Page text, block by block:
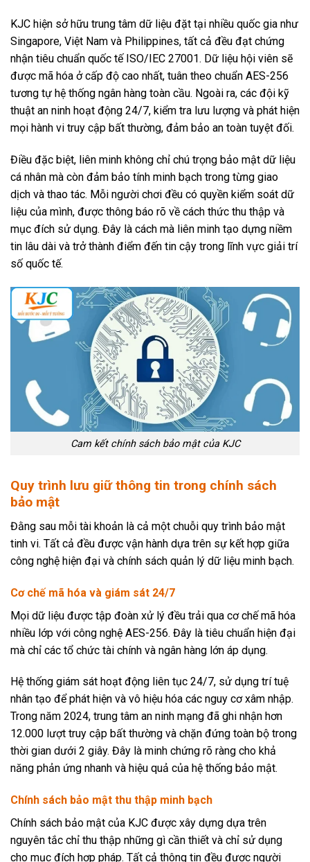
KJC hiện sở hữu trung tâm dữ liệu đặt tại nhiều quốc gia như
Singapore, Việt Nam và Philippines, tất cả đều đạt chứng
nhận tiêu chuẩn quốc tế ISO/IEC 27001. Dữ liệu hội viên sẽ
được mã hóa ở cấp độ cao nhất, tuân theo chuẩn AES-256
tương tự hệ thống ngân hàng toàn cầu. Ngoài ra, các đội kỹ
thuật an ninh hoạt động 24/7, kiểm tra lưu lượng và phát hiện
mọi hành vi truy cập bất thường, đảm bảo an toàn tuyệt đối.
Điều đặc biệt, liên minh không chỉ chú trọng bảo mật dữ liệu
cá nhân mà còn đảm bảo tính minh bạch trong từng giao
dịch và thao tác. Mỗi người chơi đều có quyền kiểm soát dữ
liệu của mình, được thông báo rõ về cách thức thu thập và
mục đích sử dụng. Đây là cách mà liên minh tạo dựng niềm
tin lâu dài và trở thành điểm đến tin cậy trong lĩnh vực giải trí
số quốc tế.
Cam kết chính sách bảo mật của KJC
Quy trình lưu giữ thông tin trong chính sách
bảo mật
Đằng sau mỗi tài khoản là cả một chuỗi quy trình bảo mật
tinh vi. Tất cả đều được vận hành dựa trên sự kết hợp giữa
công nghệ hiện đại và chính sách quản lý dữ liệu minh bạch.
Cơ chế mã hóa và giám sát 24/7
Mọi dữ liệu được tập đoàn xử lý đều trải qua cơ chế mã hóa
nhiều lớp với công nghệ AES-256. Đây là tiêu chuẩn hiện đại
mà chỉ các tổ chức tài chính và ngân hàng lớn áp dụng.
Hệ thống giám sát hoạt động liên tục 24/7, sử dụng trí tuệ
nhân tạo để phát hiện và vô hiệu hóa các nguy cơ xâm nhập.
Trong năm 2024, trung tâm an ninh mạng đã ghi nhận hơn
12.000 lượt truy cập bất thường và chặn đứng toàn bộ trong
thời gian dưới 2 giây. Đây là minh chứng rõ ràng cho khả
năng phản ứng nhanh và hiệu quả của hệ thống bảo mật.
Chính sách bảo mật thu thập minh bạch
Chính sách bảo mật của KJC được xây dựng dựa trên
nguyên tắc chỉ thu thập những gì cần thiết và chỉ sử dụng
cho mục đích hợp pháp. Tất cả thông tin đều được người